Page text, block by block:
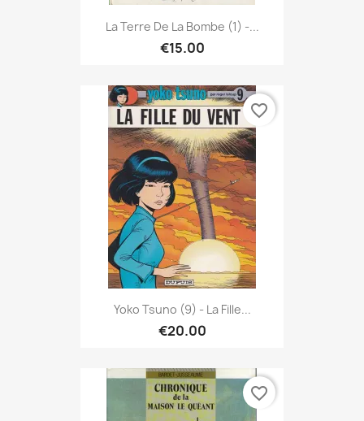
La Terre De La Bombe (1) -...
€15.00
Yoko Tsuno (9) - La Fille...
€20.00
favorite_border
favorite_border